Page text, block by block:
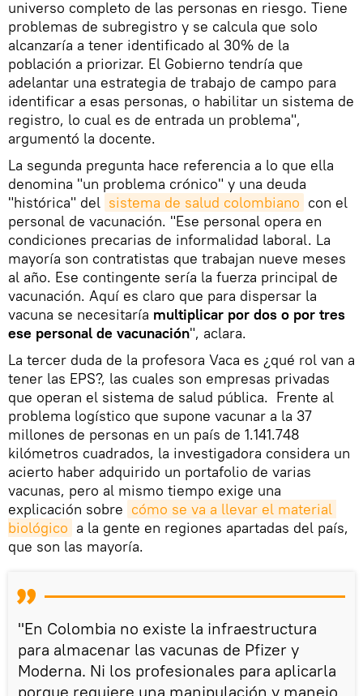
universo completo de las personas en riesgo. Tiene
problemas de subregistro y se calcula que solo
alcanzaría a tener identificado al 30% de la
población a priorizar. El Gobierno tendría que
adelantar una estrategia de trabajo de campo para
identificar a esas personas, o habilitar un sistema de
registro, lo cual es de entrada un problema",
argumentó la docente.
La segunda pregunta hace referencia a lo que ella
denomina "un problema crónico" y una deuda
"histórica" del sistema de salud colombiano con el
personal de vacunación. "Ese personal opera en
condiciones precarias de informalidad laboral. La
mayoría son contratistas que trabajan nueve meses
al año. Ese contingente sería la fuerza principal de
vacunación. Aquí es claro que para dispersar la
vacuna se necesitaría multiplicar por dos o por tres
ese personal de vacunación", aclara.
La tercer duda de la profesora Vaca es ¿qué rol van a
tener las EPS?, las cuales son empresas privadas
que operan el sistema de salud pública. Frente al
problema logístico que supone vacunar a la 37
millones de personas en un país de 1.141.748
kilómetros cuadrados, la investigadora considera un
acierto haber adquirido un portafolio de varias
vacunas, pero al mismo tiempo exige una
explicación sobre cómo se va a llevar el material
biológico a la gente en regiones apartadas del país,
que son las mayoría.
"En Colombia no existe la infraestructura
para almacenar las vacunas de Pfizer y
Moderna. Ni los profesionales para aplicarla
porque requiere una manipulación y manejo